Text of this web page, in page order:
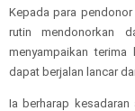
Kepada para
rutin mendonorkan
menyampaikan
dapat berjalan lancar
Ia berharap